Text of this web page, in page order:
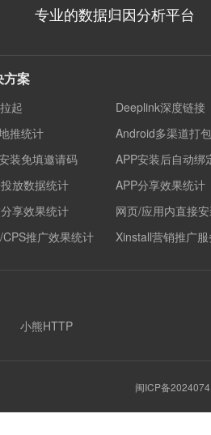
专业的数据归因分析平台
方案
起
Deeplink深度链接
推统计
Android多渠道打包
装免填邀请码
APP安装后自动绑
放数据统计
APP分享效果统计
享效果统计
网页/应用内直接
CPS推广效果统计
Xinstall营销推广
小熊HTTP
闽ICP备